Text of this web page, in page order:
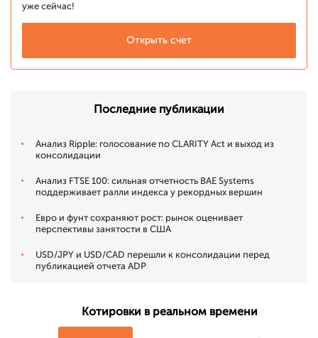
уже сейчас!
Открыть счет
Последние публикации
Анализ Ripple: голосование по CLARITY Act и выход из
консолидации
Анализ FTSE 100: сильная отчетность BAE Systems
поддерживает ралли индекса у рекордных вершин
Евро и фунт сохраняют рост: рынок оценивает
перспективы занятости в США
USD/JPY и USD/CAD перешли к консолидации перед
публикацией отчета ADP
Котировки в реальном времени